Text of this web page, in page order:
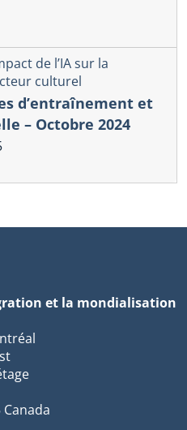
de l’IA sur la
culturel
d’entraînement et
– Octobre 2024
et la mondialisation